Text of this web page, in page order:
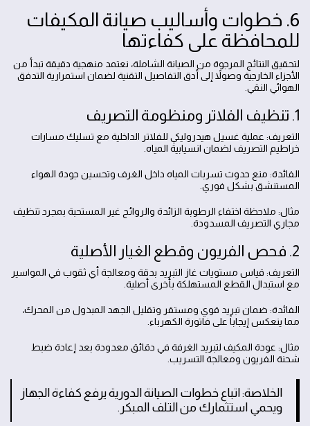
6. خطوات وأساليب صيانة المكيفات
للمحافظة على كفاءتها
لتحقيق النتائج المرجوة من الصيانة الشاملة، نعتمد منهجية دقيقة تبدأ من
الأجزاء الخارجية وصولاً إلى أدق التفاصيل التقنية لضمان استمرارية التدفق
الهوائي النقي.
1. تنظيف الفلاتر ومنظومة التصريف
التعريف: عملية غسيل هيدروليكي للفلاتر الداخلية مع تسليك مسارات
خراطيم التصريف لضمان انسيابية المياه.
الفائدة: منع حدوث تسربات المياه داخل الغرف وتحسين جودة الهواء
المستنشق بشكل فوري.
مثال: ملاحظة اختفاء الرطوبة الزائدة والروائح غير المستحبة بمجرد تنظيف
مجاري التصريف المسدودة.
2. فحص الفريون وقطع الغيار الأصلية
التعريف: قياس مستويات غاز التبريد بدقة ومعالجة أي ثقوب في المواسير
مع استبدال القطع المستهلكة بأخرى أصلية.
الفائدة: ضمان تبريد قوي ومستقر وتقليل الجهد المبذول من المحرك،
مما ينعكس إيجاباً على فاتورة الكهرباء.
مثال: عودة المكيف لتبريد الغرفة في دقائق معدودة بعد إعادة ضبط
شحنة الفريون ومعالجة التسريب.
الخلاصة: اتباع خطوات الصيانة الدورية يرفع كفاءة الجهاز
ويحمي استثمارك من التلف المبكر.